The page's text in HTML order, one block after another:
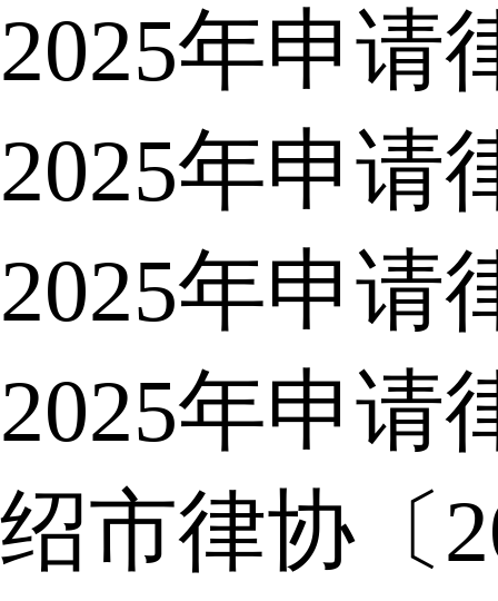
2025年申请
2025年申请
2025年申请
2025年申请
绍市律协〔